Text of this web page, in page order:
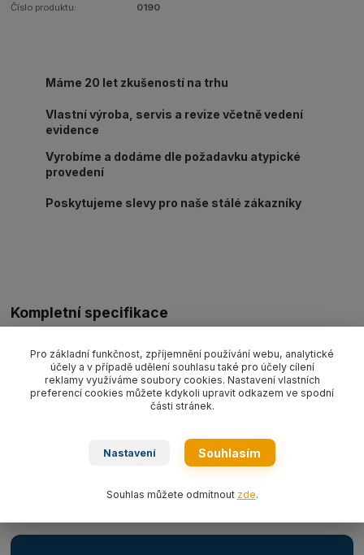
Číslo produktu: 0190
Máme 20 let zkušeností na trhu
Vlastní výroba, servis a revize včetně vedení
evidence
Vyrobíme a dodáme dle požadavku atypické
provedení
Poskytujeme slevy pro naše stálé zákazníky
Kompletní specifikace
(sada obsahuje pojistku háku, pružinu a čep).
Vázací řetězy CARTEC G8
Příslušenství/náhradní díly CARTEC G8
Pro základní funkčnost, zpříjemnění používání webu, analytické
účely a v případě udělení souhlasu také pro účely cílení
reklamy využíváme soubory cookies. Nastavení vlastních
preferencí cookies můžete kdykoli upravit odkazem ve spodní
části stránek.
Nastavení Souhlasím
Souhlas můžete odmítnout zde.